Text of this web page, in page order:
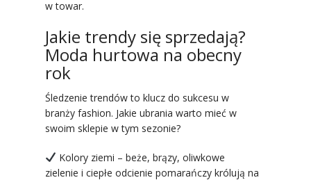
w towar.
Jakie trendy się sprzedają?
Moda hurtowa na obecny
rok
Śledzenie trendów to klucz do sukcesu w
branży fashion. Jakie ubrania warto mieć w
swoim sklepie w tym sezonie?
Kolory ziemi – beże, brązy, oliwkowe
zielenie i ciepłe odcienie pomarańczy królują na